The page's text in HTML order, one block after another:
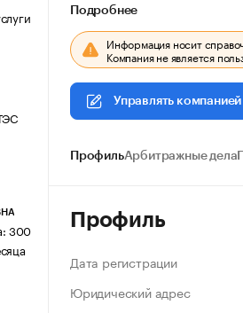
300
Подробнее
Информация носит
Компания не является
Управлять компанией
ПрофильАрбитражные дела
Профиль
Дата регистрации
Юридический адрес